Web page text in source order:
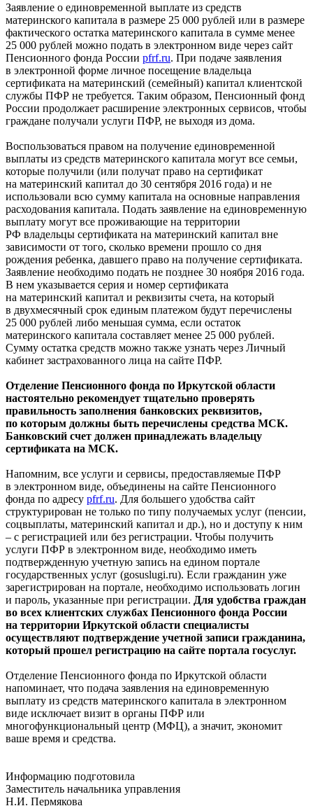
Заявление о единовременной выплате из средств
материнского капитала в размере 25 000 рублей или в размере
фактического остатка материнского капитала в сумме менее
25 000 рублей можно подать в электронном виде через сайт
Пенсионного фонда России pfrf.ru. При подаче заявления
в электронной форме личное посещение владельца
сертификата на материнский (семейный) капитал клиентской
службы ПФР не требуется. Таким образом, Пенсионный фонд
России продолжает расширение электронных сервисов, чтобы
граждане получали услуги ПФР, не выходя из дома.
Воспользоваться правом на получение единовременной
выплаты из средств материнского капитала могут все семьи,
которые получили (или получат право на сертификат
на материнский капитал до 30 сентября 2016 года) и не
использовали всю сумму капитала на основные направления
расходования капитала. Подать заявление на единовременную
выплату могут все проживающие на территории
РФ владельцы сертификата на материнский капитал вне
зависимости от того, сколько времени прошло со дня
рождения ребенка, давшего право на получение сертификата.
Заявление необходимо подать не позднее 30 ноября 2016 года.
В нем указывается серия и номер сертификата
на материнский капитал и реквизиты счета, на который
в двухмесячный срок единым платежом будут перечислены
25 000 рублей либо меньшая сумма, если остаток
материнского капитала составляет менее 25 000 рублей.
Сумму остатка средств можно также узнать через Личный
кабинет застрахованного лица на сайте ПФР.
Отделение Пенсионного фонда по Иркутской области
настоятельно рекомендует тщательно проверять
правильность заполнения банковских реквизитов,
по которым должны быть перечислены средства МСК.
Банковский счет должен принадлежать владельцу
сертификата на МСК.
Напомним, все услуги и сервисы, предоставляемые ПФР
в электронном виде, объединены на сайте Пенсионного
фонда по адресу pfrf.ru. Для большего удобства сайт
структурирован не только по типу получаемых услуг (пенсии,
соцвыплаты, материнский капитал и др.), но и доступу к ним
– с регистрацией или без регистрации. Чтобы получить
услуги ПФР в электронном виде, необходимо иметь
подтвержденную учетную запись на едином портале
государственных услуг (gosuslugi.ru). Если гражданин уже
зарегистрирован на портале, необходимо использовать логин
и пароль, указанные при регистрации. Для удобства граждан
во всех клиентских службах Пенсионного фонда России
на территории Иркутской области специалисты
осуществляют подтверждение учетной записи гражданина,
который прошел регистрацию на сайте портала госуслуг.
Отделение Пенсионного фонда по Иркутской области
напоминает, что подача заявления на единовременную
выплату из средств материнского капитала в электронном
виде исключает визит в органы ПФР или
многофункциональный центр (МФЦ), а значит, экономит
ваше время и средства.
Информацию подготовила
Заместитель начальника управления
Н.И. Пермякова